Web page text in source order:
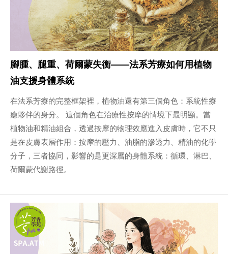
腳腫、腿重、荷爾蒙失衡——法系芳療如何用植物
油支援身體系統
在法系芳療的完整框架裡，植物油還有第三個角色：系統性療
癒夥伴的身分。 這個角色在治療性按摩的情境下最明顯。當
植物油和精油組合，透過按摩的物理效應進入皮膚時，它不只
是在皮膚表層作用：按摩的壓力、油脂的滲透力、精油的化學
分子，三者協同，影響的是更深層的身體系統：循環、淋巴、
荷爾蒙代謝路徑。